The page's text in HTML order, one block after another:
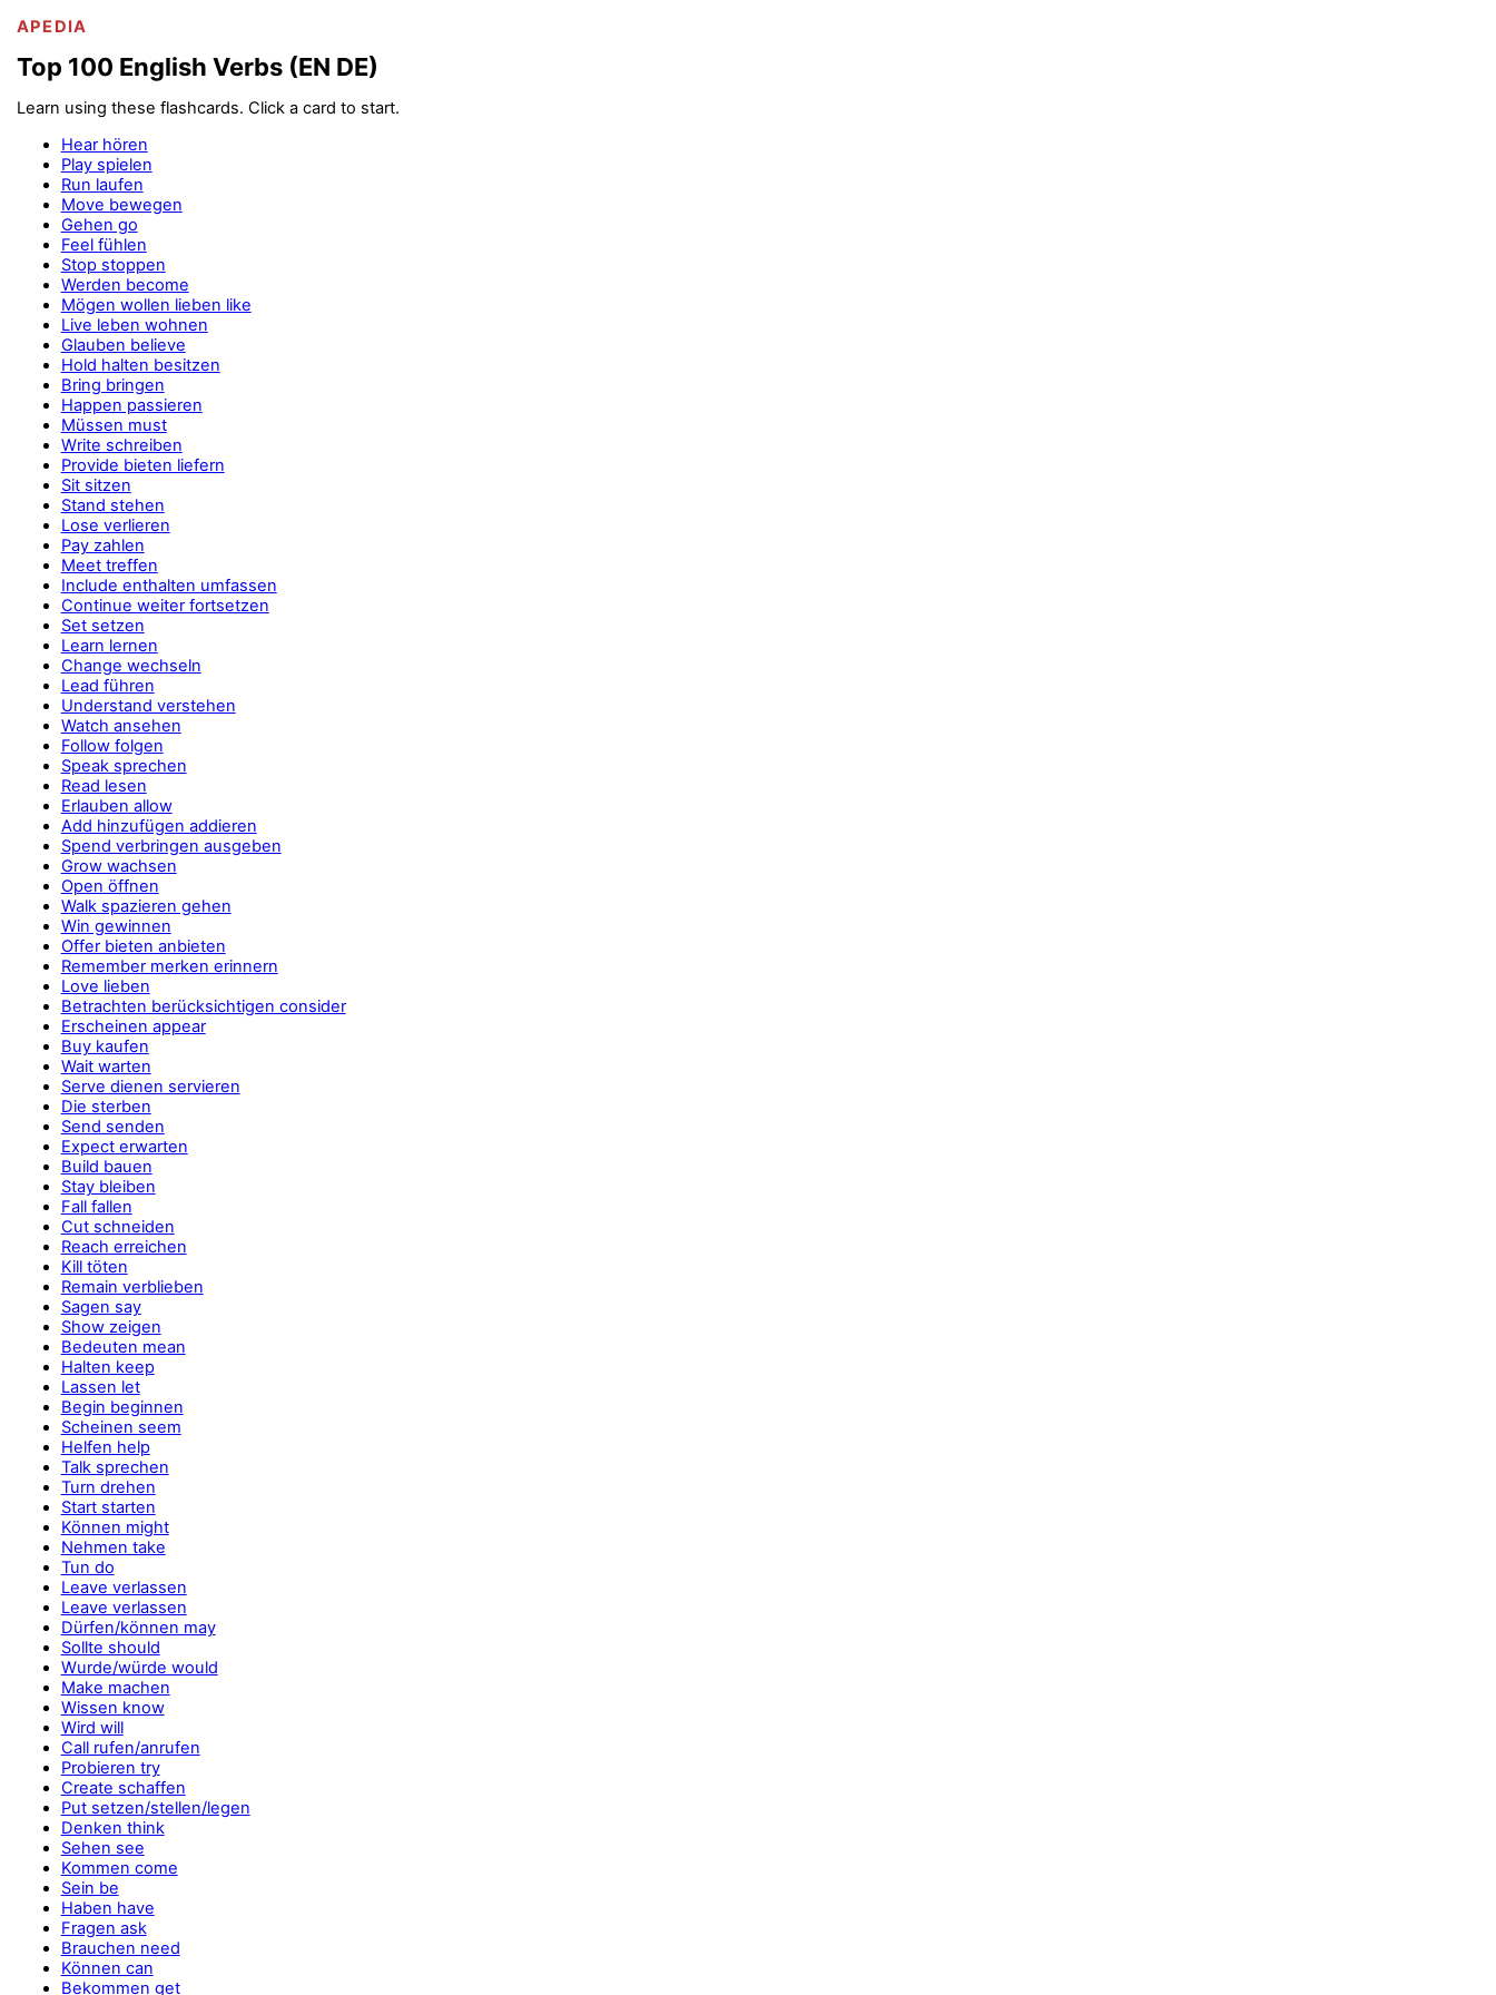
APEDIA
Top 100 English Verbs (EN DE)
Learn using these flashcards. Click a card to start.
Hear hören
Play spielen
Run laufen
Move bewegen
Gehen go
Feel fühlen
Stop stoppen
Werden become
Mögen wollen lieben like
Live leben wohnen
Glauben believe
Hold halten besitzen
Bring bringen
Happen passieren
Müssen must
Write schreiben
Provide bieten liefern
Sit sitzen
Stand stehen
Lose verlieren
Pay zahlen
Meet treffen
Include enthalten umfassen
Continue weiter fortsetzen
Set setzen
Learn lernen
Change wechseln
Lead führen
Understand verstehen
Watch ansehen
Follow folgen
Speak sprechen
Read lesen
Erlauben allow
Add hinzufügen addieren
Spend verbringen ausgeben
Grow wachsen
Open öffnen
Walk spazieren gehen
Win gewinnen
Offer bieten anbieten
Remember merken erinnern
Love lieben
Betrachten berücksichtigen consider
Erscheinen appear
Buy kaufen
Wait warten
Serve dienen servieren
Die sterben
Send senden
Expect erwarten
Build bauen
Stay bleiben
Fall fallen
Cut schneiden
Reach erreichen
Kill töten
Remain verblieben
Sagen say
Show zeigen
Bedeuten mean
Halten keep
Lassen let
Begin beginnen
Scheinen seem
Helfen help
Talk sprechen
Turn drehen
Start starten
Können might
Nehmen take
Tun do
Leave verlassen
Leave verlassen
Dürfen/können may
Sollte should
Wurde/würde would
Make machen
Wissen know
Wird will
Call rufen/anrufen
Probieren try
Create schaffen
Put setzen/stellen/legen
Denken think
Sehen see
Kommen come
Sein be
Haben have
Fragen ask
Brauchen need
Können can
Bekommen get